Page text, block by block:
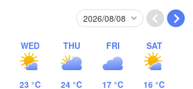
WED
23 °C
THU
24 °C
FRI
17 °C
SAT
16 °C
Қарағанды
(Qarağandy)